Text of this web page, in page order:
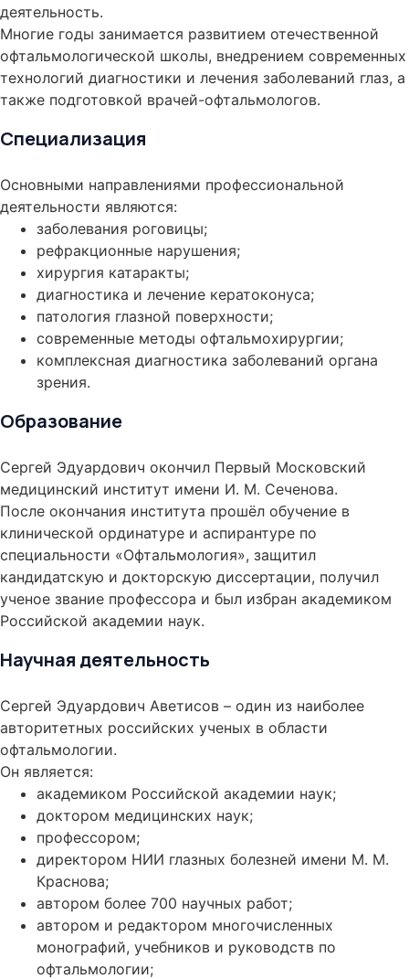
деятельность.
Многие годы занимается развитием отечественной
офтальмологической школы, внедрением современных
технологий диагностики и лечения заболеваний глаз, а
также подготовкой врачей-офтальмологов.
Специализация
Основными направлениями профессиональной
деятельности являются:
заболевания роговицы;
рефракционные нарушения;
хирургия катаракты;
диагностика и лечение кератоконуса;
патология глазной поверхности;
современные методы офтальмохирургии;
комплексная диагностика заболеваний органа
зрения.
Образование
Сергей Эдуардович окончил Первый Московский
медицинский институт имени И. М. Сеченова.
После окончания института прошёл обучение в
клинической ординатуре и аспирантуре по
специальности «Офтальмология», защитил
кандидатскую и докторскую диссертации, получил
ученое звание профессора и был избран академиком
Российской академии наук.
Научная деятельность
Сергей Эдуардович Аветисов – один из наиболее
авторитетных российских ученых в области
офтальмологии.
Он является:
академиком Российской академии наук;
доктором медицинских наук;
профессором;
директором НИИ глазных болезней имени М. М.
Краснова;
автором более 700 научных работ;
автором и редактором многочисленных
монографий, учебников и руководств по
офтальмологии;